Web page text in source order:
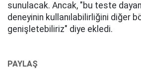
sunulacak. Ancak, "bu teste
deneyinin kullanılabilirliğini diğer
genişletebiliriz" diye ekledi.